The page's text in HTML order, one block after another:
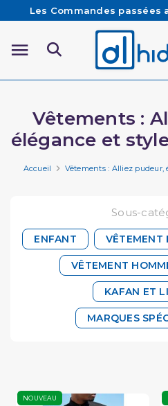
Les Commandes passées
sont préparées et
Besoin d'aide ?
Livraison offerte à
Vêtements :
élégance et
Accueil Vêtements : Alliez pudeur,
Sous-
ENFANT VÊTEMENT
VÊTEMENT
KAFAN ET
MARQUES
NOUVEAU